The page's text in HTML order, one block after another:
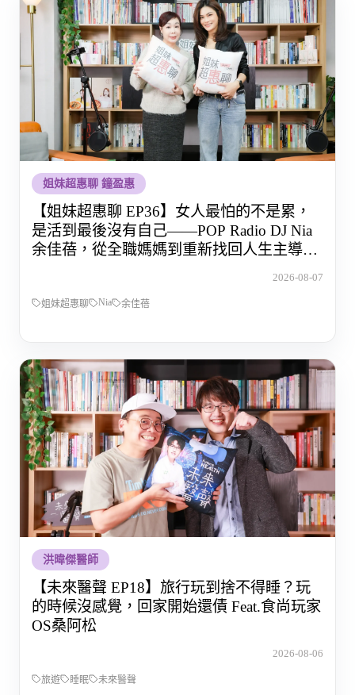
姐妹超惠聊 鐘盈惠
【姐妹超惠聊 EP36】女人最怕的不是累，
是活到最後沒有自己——POP Radio DJ Nia
余佳蓓，從全職媽媽到重新找回人生主導權
2026-08-07
姐妹超惠聊 Nia 余佳蓓
洪暐傑醫師
【未來醫聲 EP18】旅行玩到捨不得睡？玩
的時候沒感覺，回家開始還債 Feat.食尚玩家
OS桑阿松
2026-08-06
旅遊 睡眠 未來醫聲